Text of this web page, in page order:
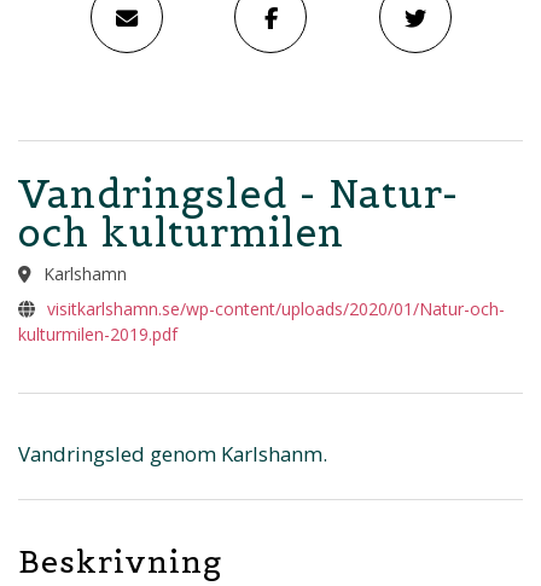
Vandringsled - Natur-
och kulturmilen
Karlshamn
visitkarlshamn.se/wp-content/uploads/2020/01/Natur-och-
kulturmilen-2019.pdf
Vandringsled genom Karlshanm.
Beskrivning